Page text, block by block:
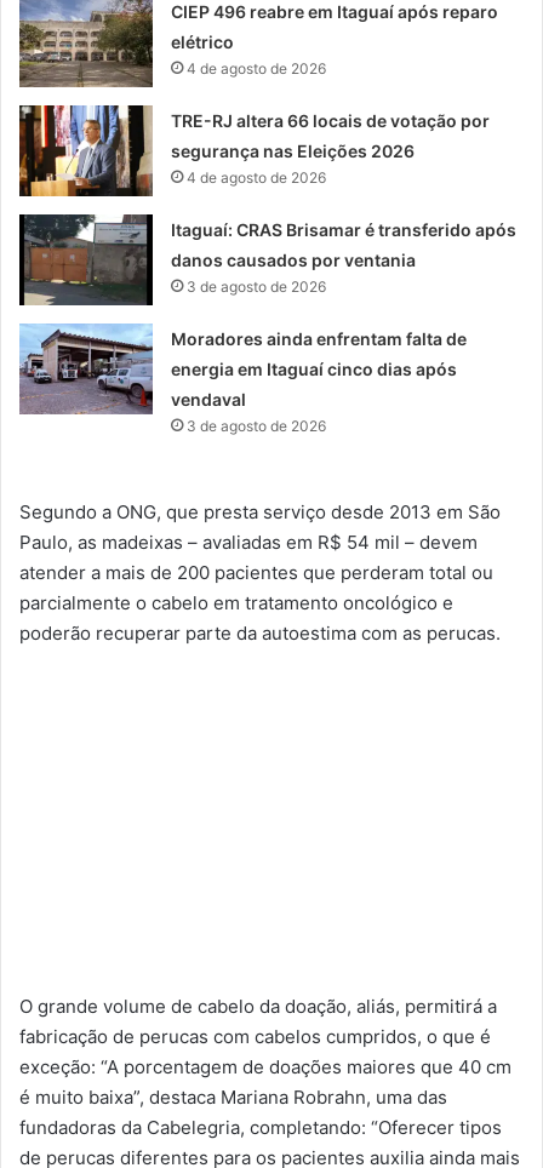
CIEP 496 reabre em Itaguaí após reparo
elétrico
4 de agosto de 2026
TRE-RJ altera 66 locais de votação por
segurança nas Eleições 2026
4 de agosto de 2026
Itaguaí: CRAS Brisamar é transferido após
danos causados por ventania
3 de agosto de 2026
Moradores ainda enfrentam falta de
energia em Itaguaí cinco dias após
vendaval
3 de agosto de 2026
Segundo a ONG, que presta serviço desde 2013 em São
Paulo, as madeixas – avaliadas em R$ 54 mil – devem
atender a mais de 200 pacientes que perderam total ou
parcialmente o cabelo em tratamento oncológico e
poderão recuperar parte da autoestima com as perucas.
O grande volume de cabelo da doação, aliás, permitirá a
fabricação de perucas com cabelos cumpridos, o que é
exceção: “A porcentagem de doações maiores que 40 cm
é muito baixa”, destaca Mariana Robrahn, uma das
fundadoras da Cabelegria, completando: “Oferecer tipos
de perucas diferentes para os pacientes auxilia ainda mais